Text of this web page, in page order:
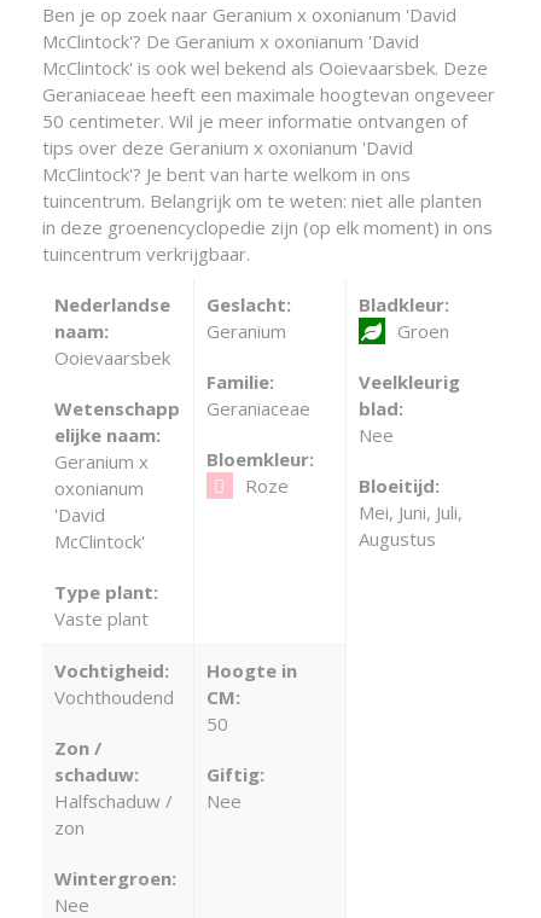
Ben je op zoek naar Geranium x oxonianum 'David
McClintock'? De Geranium x oxonianum 'David
McClintock' is ook wel bekend als Ooievaarsbek. Deze
Geraniaceae heeft een maximale hoogtevan ongeveer
50 centimeter. Wil je meer informatie ontvangen of
tips over deze Geranium x oxonianum 'David
McClintock'? Je bent van harte welkom in ons
tuincentrum. Belangrijk om te weten: niet alle planten
in deze groenencyclopedie zijn (op elk moment) in ons
tuincentrum verkrijgbaar.
Nederlandse
naam:
Ooievaarsbek
Wetenschapp
elijke naam:
Geranium x
oxonianum
'David
McClintock'
Type plant:
Vaste plant
Geslacht:
Geranium
Familie:
Geraniaceae
Bloemkleur:
Roze
Bladkleur:
Groen
Veelkleurig
blad:
Nee
Bloeitijd:
Mei, Juni, Juli,
Augustus
Vochtigheid:
Vochthoudend
Zon /
schaduw:
Halfschaduw /
zon
Wintergroen:
Nee
Hoogte in
CM:
50
Giftig:
Nee